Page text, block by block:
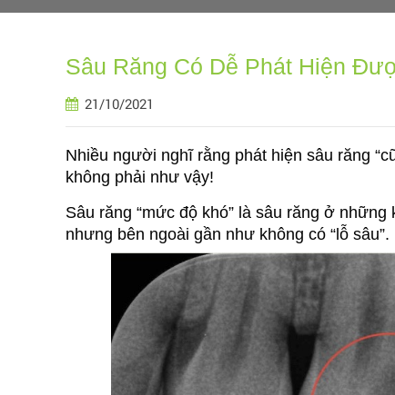
Sâu Răng Có Dễ Phát Hiện
21/10/2021
Nhiều người nghĩ rằng phát hiện sâu răng
không phải như vậy!
Sâu răng “mức độ khó” là sâu răng ở
nhưng bên ngoài gần như không có “lỗ sâu”.